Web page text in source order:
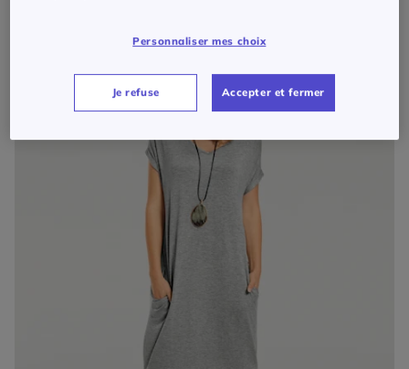
Personnaliser mes choix
Je refuse Accepter et fermer